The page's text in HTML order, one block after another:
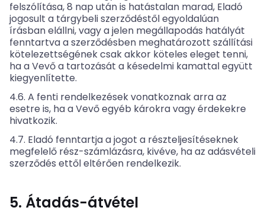
felszólítása, 8 nap után is hatástalan marad, Eladó
jogosult a tárgybeli szerződéstől egyoldalúan
írásban elállni, vagy a jelen megállapodás hatályát
fenntartva a szerződésben meghatározott szállítási
kötelezettségének csak akkor köteles eleget tenni,
ha a Vevő a tartozását a késedelmi kamattal együtt
kiegyenlítette.
4.6. A fenti rendelkezések vonatkoznak arra az
esetre is, ha a Vevő egyéb károkra vagy érdekekre
hivatkozik.
4.7. Eladó fenntartja a jogot a részteljesítéseknek
megfelelő rész-számlázásra, kivéve, ha az adásvételi
szerződés ettől eltérően rendelkezik.
5. Átadás-átvétel